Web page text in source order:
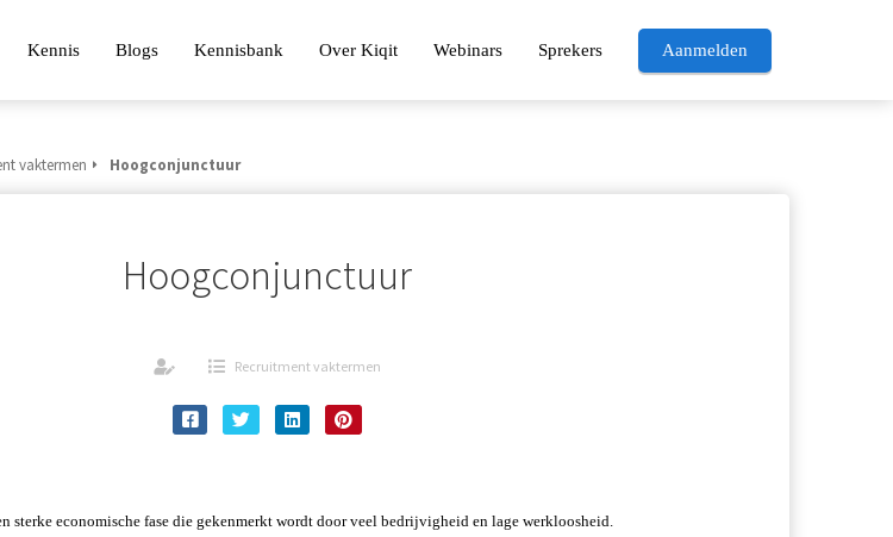
Kennis Blogs Kennisbank Over Kiqit Webinars Sprekers Aanmelden
vaktermen Hoogconjunctuur
Hoogconjunctuur
Recruitment vaktermen
sterke economische fase die gekenmerkt wordt door veel bedrijvigheid en lage werkloosheid.